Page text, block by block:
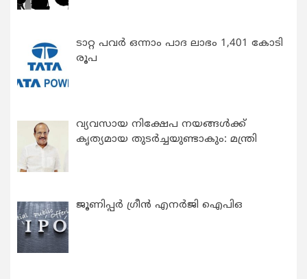
ടാറ്റ പവർ ഒന്നാം പാദ ലാഭം 1,401 കോടി
രൂപ
വ്യവസായ നിക്ഷേപ നയങ്ങള്‍ക്ക്
കൃത്യമായ തുടര്‍ച്ചയുണ്ടാകും: മന്ത്രി
ജൂണിപ്പർ ഗ്രീൻ എനർജി ഐപിഒ